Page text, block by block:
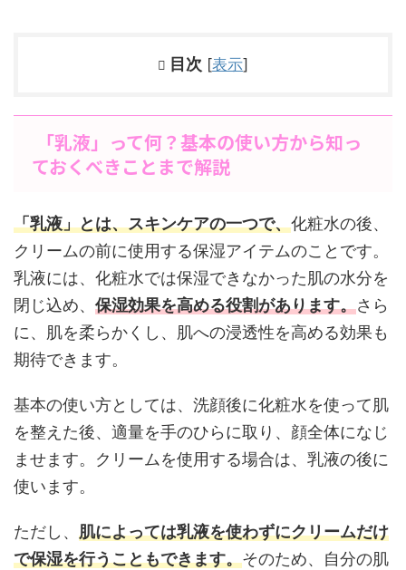
目次 [表示]
「乳液」って何？基本の使い方から知っ
ておくべきことまで解説
「乳液」とは、スキンケアの一つで、化粧水の後、
クリームの前に使用する保湿アイテムのことです。
乳液には、化粧水では保湿できなかった肌の水分を
閉じ込め、 保湿効果を高める役割があります。さら
に、肌を柔らかくし、肌への浸透性を高める効果も
期待できます。
基本の使い方としては、洗顔後に化粧水を使って肌
を整えた後、適量を手のひらに取り、顔全体になじ
ませます。クリームを使用する場合は、乳液の後に
使います。
ただし、 肌によっては乳液を使わずにクリームだけ
で保湿を行うこともできます。そのため、自分の肌